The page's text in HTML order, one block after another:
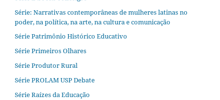
Série: Narrativas contemporâneas de mulheres latinas no
poder, na política, na arte, na cultura e comunicação
Série Patrimônio Histórico Educativo
Série Primeiros Olhares
Série Produtor Rural
Série PROLAM USP Debate
Série Raízes da Educação